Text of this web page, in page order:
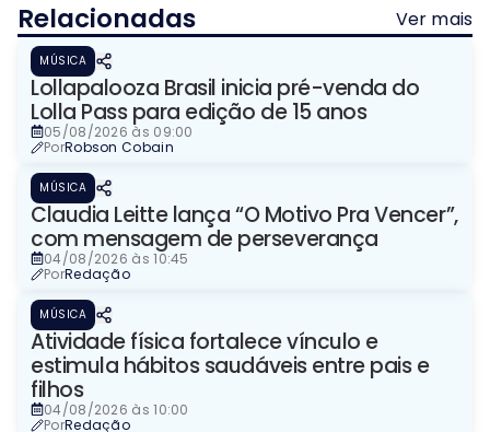
Relacionadas Ver mais
MÚSICA
Lollapalooza Brasil inicia pré-venda do
Lolla Pass para edição de 15 anos
05/08/2026 às 09:00
PorRobson Cobain
MÚSICA
Claudia Leitte lança “O Motivo Pra Vencer”,
com mensagem de perseverança
04/08/2026 às 10:45
PorRedação
MÚSICA
Atividade física fortalece vínculo e
estimula hábitos saudáveis entre pais e
filhos
04/08/2026 às 10:00
PorRedação